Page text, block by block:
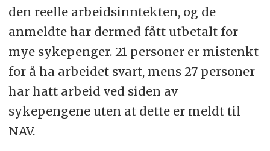
den reelle arbeidsinntekten, og de
anmeldte har dermed fått utbetalt for
mye sykepenger. 21 personer er mistenkt
for å ha arbeidet svart, mens 27 personer
har hatt arbeid ved siden av
sykepengene uten at dette er meldt til
NAV.